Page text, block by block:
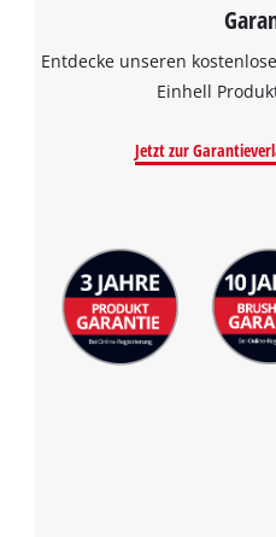
Entdecke unseren
Einhell
Jetzt zur